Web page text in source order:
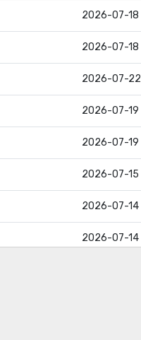
2026-07-18
2026-07-18
2026-07-22
2026-07-19
2026-07-19
2026-07-15
2026-07-14
2026-07-14